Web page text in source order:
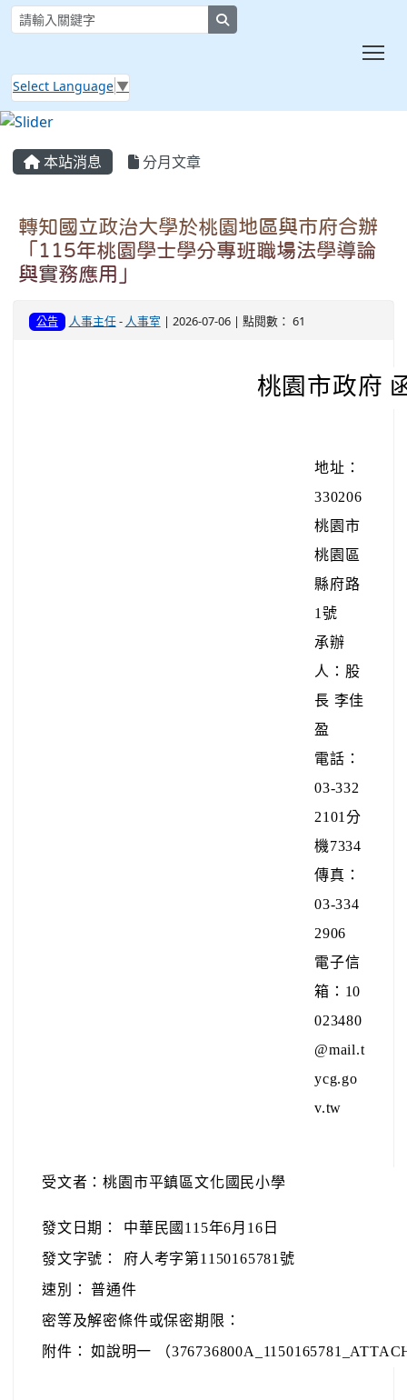
Select Language ▼
本站消息 分月文章
轉知國立政治大學於桃園地區與市府合辦
「115年桃園學士學分專班職場法學導論
與實務應用」
公告 人事主任- 人事室 | 2026-07-06 | 點閱數： 61
桃園市政府
地址：
330206
桃園市
桃園區
縣府路
1號
承辦
人：股
長 李佳
盈
電話：
03-332
2101分
機7334
傳真：
03-334
2906
電子信
箱：10
023480
@mail.t
ycg.go
v.tw
受文者：桃園市平鎮區文化國民小學
發文日期：
中華民國115年6月16日
發文字號：
府人考字第1150165781號
速別： 普通件
密等及解密條件或保密期限：
附件： 如說明一 （